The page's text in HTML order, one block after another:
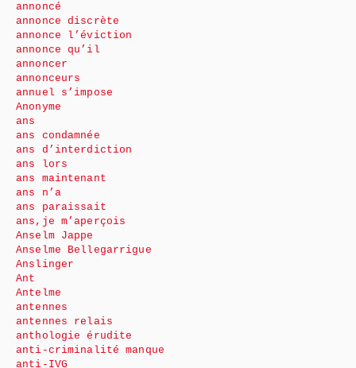
annoncé
annonce discrète
annonce l’éviction
annonce qu’il
annoncer
annonceurs
annuel s’impose
Anonyme
ans
ans condamnée
ans d’interdiction
ans lors
ans maintenant
ans n’a
ans paraissait
ans,je m’aperçois
Anselm Jappe
Anselme Bellegarrigue
Anslinger
Ant
Antelme
antennes
antennes relais
anthologie érudite
anti-criminalité manque
anti-IVG